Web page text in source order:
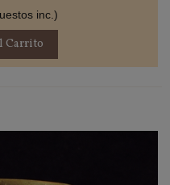
inc.)
Carrito